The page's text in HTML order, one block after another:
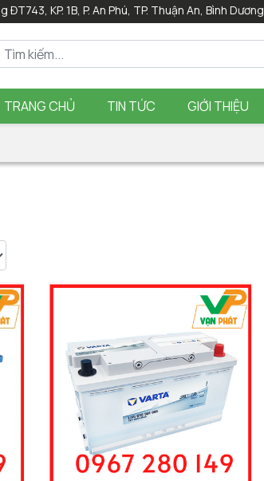
ĐT743, KP. 1B, P. An Phú, TP. Thuận An, Bình Dương
TRANG CHỦ TIN TỨC GIỚI THIỆU